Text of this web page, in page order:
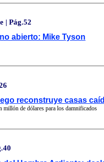
| Pág.52
abierto: Mike Tyson
reconstruye casas
millón de dólares para los damnificados